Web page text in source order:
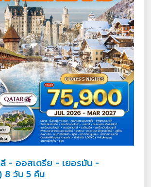
- ออสเตรีย - เยอรมัน -
8 วัน 5 คืน